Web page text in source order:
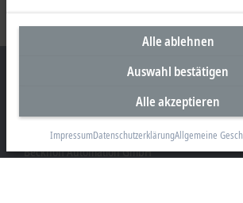
Unternehmenszentrale Österreich
Beckhoff Automation GmbH
Alle ablehnen
Auswahl bestätigen
Alle akzeptieren
ImpressumDatenschutzerklärungAllgemeine